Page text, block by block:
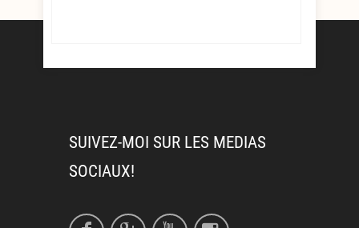
SUIVEZ-MOI SUR LES MEDIAS
SOCIAUX!